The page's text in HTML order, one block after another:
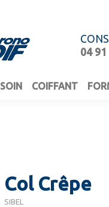
04
SOIN COIFFANT
Col Crêpe
SIBEL